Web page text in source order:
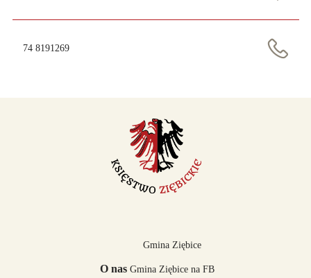
74 8191269
O nas
Gmina Ziębice
Gmina Ziębice na FB